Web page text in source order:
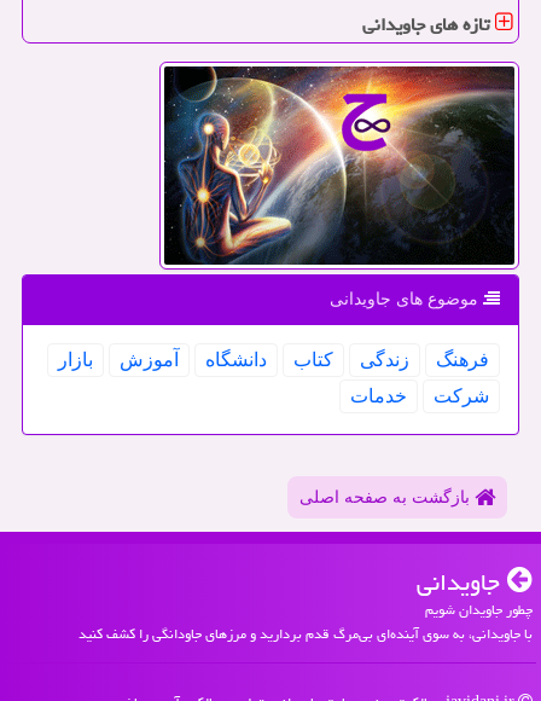
تازه های جاویدانی
موضوع های جاویدانی
فرهنگ زندگی كتاب دانشگاه آموزش
بازار
شركت
خدمات
بازگشت به صفحه اصلی
جاویدانی
چطور جاویدان شویم
با جاویدانی، به سوی آینده‌ای بی‌مرگ قدم بردارید و مرزهای جاودانگی را کشف کنید